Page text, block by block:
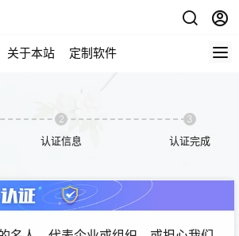
关于本站 定制软件
2
认证信息
3
认证完成